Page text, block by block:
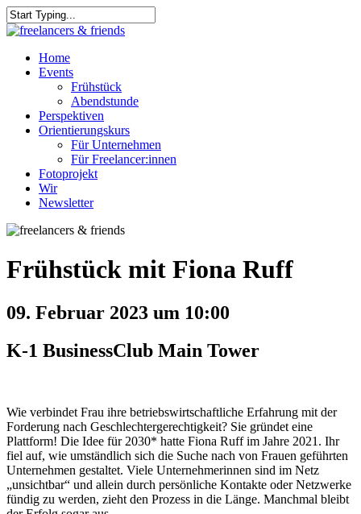
Skip
to
content
Close
Menu
Home
Events
Frühstück
Abendstunde
Perspektiven
Orientierungskurs
Für Unternehmen
Für Freelancer:innen
Fotoprojekt
Wir
Newsletter
Frühstück mit Fiona Ruff
09. Februar 2023 um 10:00
K-1 BusinessClub Main Tower
Wie verbindet Frau ihre betriebswirtschaftliche Erfahrung mit der
Forderung nach Geschlechtergerechtigkeit? Sie gründet eine
Plattform! Die Idee für 2030* hatte Fiona Ruff im Jahre 2021. Ihr
fiel auf, wie umständlich sich die Suche nach von Frauen geführten
Unternehmen gestaltet. Viele Unternehmerinnen sind im Netz
„unsichtbar“ und allein durch persönliche Kontakte oder Netzwerke
fündig zu werden, zieht den Prozess in die Länge. Manchmal bleibt